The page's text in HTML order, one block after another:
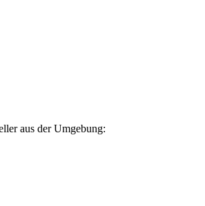
aus der Umgebung: